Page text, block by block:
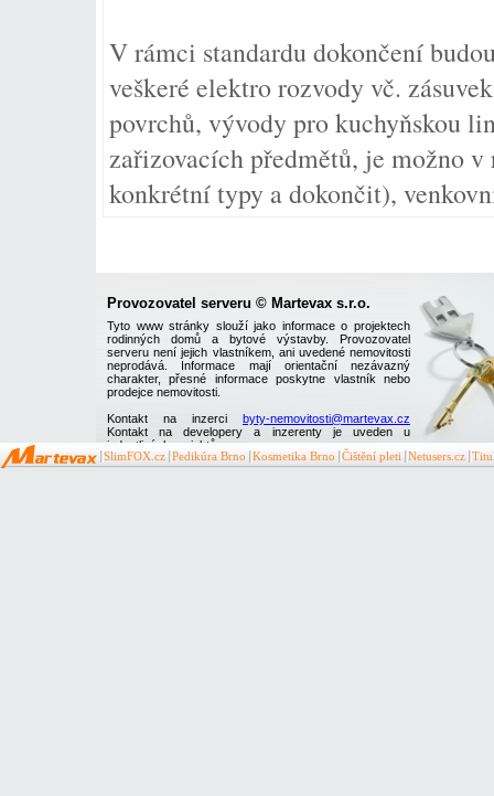
V rámci standardu dokončení
veškeré elektro rozvody vč.
povrchů, vývody pro kuchyňskou
zařizovacích předmětů, je možno
konkrétní typy a dokončit),
Provozovatel serveru © Martevax s.r.o.
Tyto www stránky slouží jako informace o projektech
rodinných domů a bytové výstavby. Provozovatel
serveru není jejich vlastníkem, ani uvedené nemovitosti
neprodává. Informace mají orientační nezávazný
charakter, přesné informace poskytne vlastník nebo
prodejce nemovitosti.
Kontakt na inzerci byty-nemovitosti@martevax.cz
Kontakt na developery a inzerenty je uveden u
jednotlivých projektů
SlimFOX.cz Pedikúra Brno Kosmetika Brno Čištění pleti Netusers.cz